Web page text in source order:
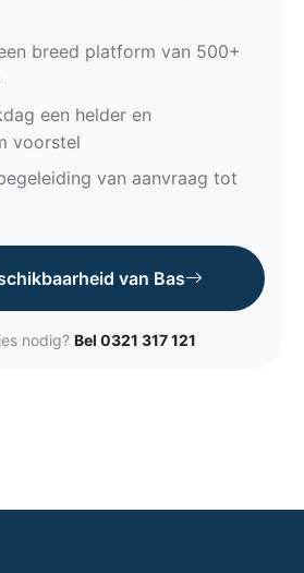
breed platform van 500+
een helder en
voorstel
van aanvraag tot
van Bas
nodig? Bel 0321 317 121